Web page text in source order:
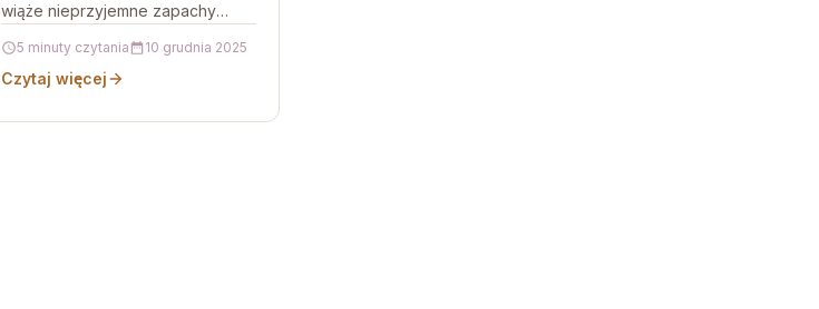
wiąże nieprzyjemne zapachy
granulat z węgla aktywnego,
zaprojektowany tak, aby…
5 minuty czytania 10 grudnia 2025
Czytaj więcej